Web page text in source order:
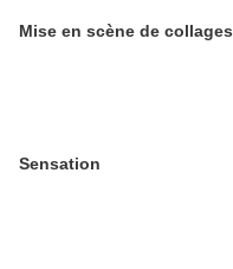
Mise en scène de collages
Sensation